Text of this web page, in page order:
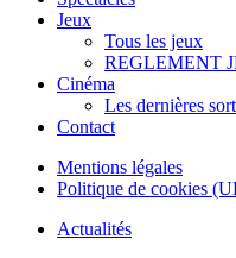
Jeux
Tous les jeux
REGLEMENT
Cinéma
Les dernières
Contact
Mentions légales
Politique de cookies
Actualités